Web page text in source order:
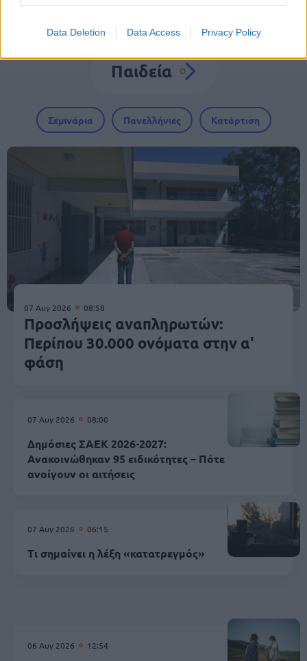
Data Deletion Data Access Privacy Policy
Παιδεία
Σεμινάρια Πανελλήνιες Κατάρτιση
07 Αυγ 2026 08:58
Προσλήψεις αναπληρωτών:
Περίπου 30.000 ονόματα στην α'
φάση
07 Αυγ 2026 08:00
Δημόσιες ΣΑΕΚ 2026-2027:
Ανακοινώθηκαν 95 ειδικότητες – Πότε
ανοίγουν οι αιτήσεις
07 Αυγ 2026 06:15
Τι σημαίνει η λέξη «κατατρεγμός»
06 Αυγ 2026 12:54